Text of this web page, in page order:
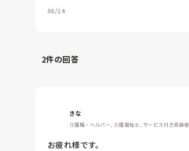
06/14
2件の回答
きな
介護職・ヘルパー, 介護福祉士, サービス付き高齢
お疲れ様です。